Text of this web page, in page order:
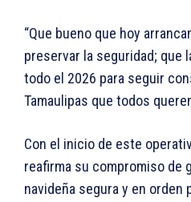
“Que bueno que hoy
preservar la seguridad; que
todo el 2026 para seguir
Tamaulipas que todos
Con el inicio de este
reafirma su compromiso de
navideña segura y en orden